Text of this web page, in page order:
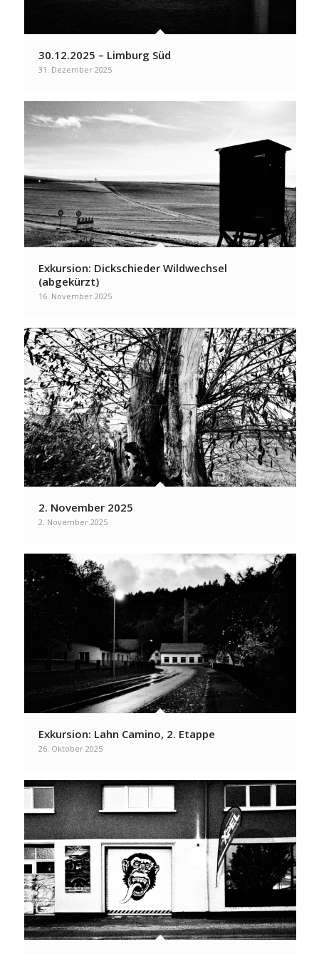
30.12.2025 – Limburg Süd
31. Dezember 2025
Exkursion: Dickschieder Wildwechsel
(abgekürzt)
16. November 2025
2. November 2025
2. November 2025
Exkursion: Lahn Camino, 2. Etappe
26. Oktober 2025